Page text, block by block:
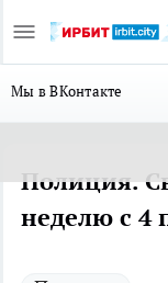
Мы в ВКонтакте
Полиция.
неделю с 4